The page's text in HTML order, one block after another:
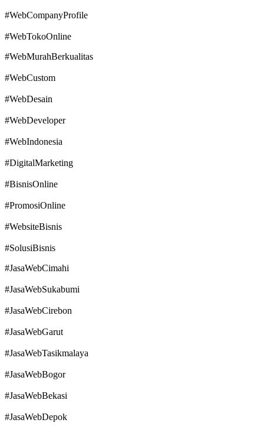
#WebCompanyProfile
#WebTokoOnline
#WebMurahBerkualitas
#WebCustom
#WebDesain
#WebDeveloper
#WebIndonesia
#DigitalMarketing
#BisnisOnline
#PromosiOnline
#WebsiteBisnis
#SolusiBisnis
#JasaWebCimahi
#JasaWebSukabumi
#JasaWebCirebon
#JasaWebGarut
#JasaWebTasikmalaya
#JasaWebBogor
#JasaWebBekasi
#JasaWebDepok